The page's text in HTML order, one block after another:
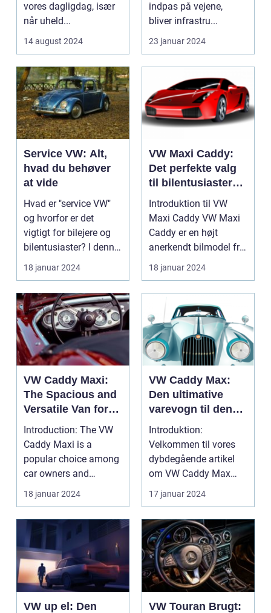
vores dagligdag, især
når uheld...
14 august 2024
indpas på vejene,
bliver infrastru...
23 januar 2024
Service VW: Alt,
hvad du behøver
at vide
Hvad er "service VW"
og hvorfor er det
vigtigt for bilejere og
bilentusiaster? I denne
dybdegående a...
18 januar 2024
VW Maxi Caddy:
Det perfekte valg
til bilentusiaster
og bil-ejere
Introduktion til VW
Maxi Caddy VW Maxi
Caddy er en højt
anerkendt bilmodel fra
den tyske bilproduce...
18 januar 2024
VW Caddy Maxi:
The Spacious and
Versatile Van for
Car Owners and
Enthusiasts
Introduction: The VW
Caddy Maxi is a
popular choice among
car owners and
enthusiasts who
prioritize...
18 januar 2024
VW Caddy Max:
Den ultimative
varevogn til den
moderne bilist
Introduktion:
Velkommen til vores
dybdegående artikel
om VW Caddy Max
den ultimative
varevogn til ...
17 januar 2024
VW up el: Den
VW Touran Brugt: